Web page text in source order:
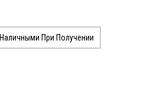
Наличными При Получении